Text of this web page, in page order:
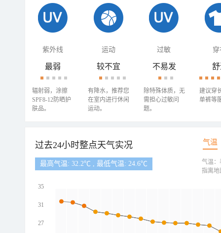
紫外线 运动 过敏 穿
最弱
辐射弱，涂擦
SPF8-12防晒护
肤品。
较不宜
有降水，推荐您
在室内进行休闲
运动。
不易发
除特殊体质，无
需担心过敏问
题。
建议穿
单裤等
过去24小时整点天气实况 气温
最高气温: 32.2℃ , 最低气温: 24.6℃
35
31
27
气温：
指离地